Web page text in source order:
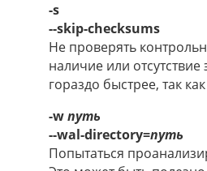
-s
--skip-checksums
Не проверять
наличие или
гораздо быстрее, так
-wпуть
--wal-directory=путь
Попытаться